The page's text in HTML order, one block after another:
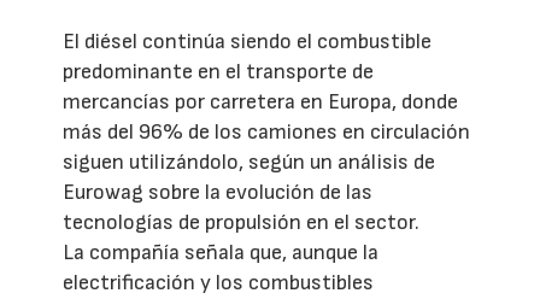
El diésel continúa siendo el combustible
predominante en el transporte de
mercancías por carretera en Europa, donde
más del 96% de los camiones en circulación
siguen utilizándolo, según un análisis de
Eurowag sobre la evolución de las
tecnologías de propulsión en el sector.
La compañía señala que, aunque la
electrificación y los combustibles